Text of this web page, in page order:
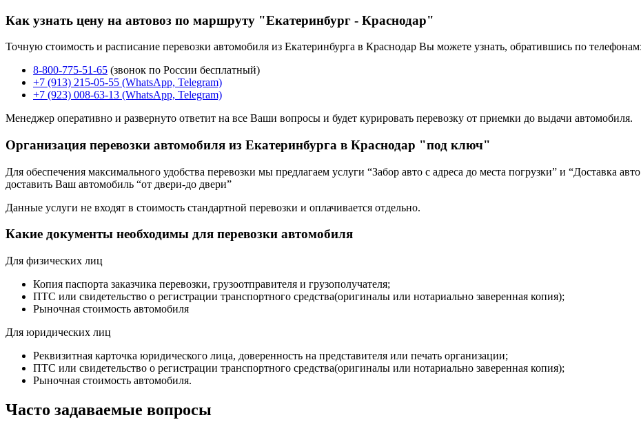
Как узнать цену на автовоз по маршруту "Екатеринбург - Краснодар"
Точную стоимость и расписание перевозки автомобиля из Екатеринбурга в Краснодар Вы можете узнать, обратившись по телефонам:
8-800-775-51-65 (звонок по России бесплатный)
+7 (913) 215-05-55 (WhatsApp, Telegram)
+7 (923) 008-63-13 (WhatsApp, Telegram)
Менеджер оперативно и развернуто ответит на все Ваши вопросы и будет курировать перевозку от приемки до выдачи автомобиля.
Организация перевозки автомобиля из Екатеринбурга в Краснодар "под ключ"
Для обеспечения максимального удобства перевозки мы предлагаем услуги “Забор авто с адреса до места погрузки” и “Доставка
доставить Ваш автомобиль “от двери-до двери”
Данные услуги не входят в стоимость стандартной перевозки и оплачивается отдельно.
Какие документы необходимы для перевозки автомобиля
Для физических лиц
Копия паспорта заказчика перевозки, грузоотправителя и грузополучателя;
ПТС или свидетельство о регистрации транспортного средства(оригиналы или нотариально заверенная копия);
Рыночная стоимость автомобиля
Для юридических лиц
Реквизитная карточка юридического лица, доверенность на представителя или печать организации;
ПТС или свидетельство о регистрации транспортного средства(оригиналы или нотариально заверенная копия);
Рыночная стоимость автомобиля.
Часто задаваемые вопросы